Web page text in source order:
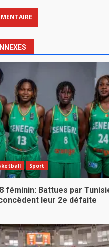
Sport
féminin: Battues par
leur 2e défaite